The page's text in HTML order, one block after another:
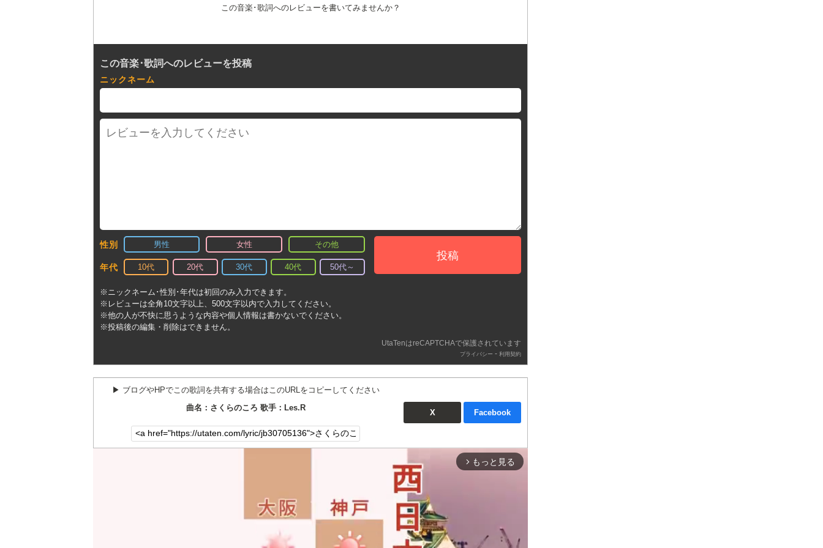
この音楽･歌詞へのレビューを書いてみませんか？
この音楽･歌詞へのレビューを投稿
ニックネーム
性別 男性 女性 その他
年代 10代 20代 30代 40代 50代～
投稿
※ニックネーム･性別･年代は初回のみ入力できます。
※レビューは全角10文字以上、500文字以内で入力してください。
※他の人が不快に思うような内容や個人情報は書かないでください。
※投稿後の編集・削除はできません。
UtaTenはreCAPTCHAで保護されています
プライバシー - 利用契約
▶︎ ブログやHPでこの歌詞を共有する場合はこのURLをコピーしてください
曲名：さくらのころ 歌手：Les.R
X Facebook
arrow_forward_ios もっと見る